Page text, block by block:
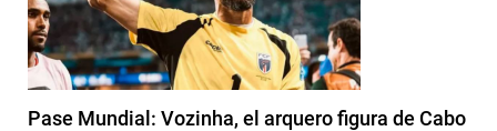
Pase Mundial: Vozinha, el arquero figura de Cabo